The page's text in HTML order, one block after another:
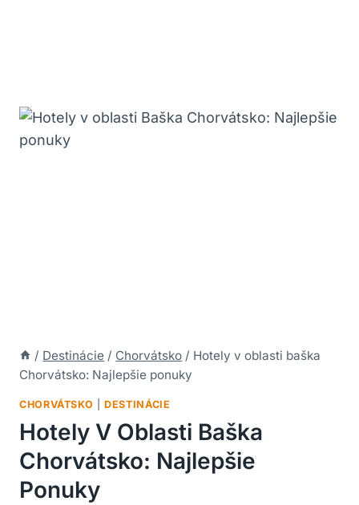
/ Destinácie / Chorvátsko / Hotely v oblasti baška
Chorvátsko: Najlepšie ponuky
CHORVÁTSKO |DESTINÁCIE
Hotely V Oblasti Baška
Chorvátsko: Najlepšie
Ponuky